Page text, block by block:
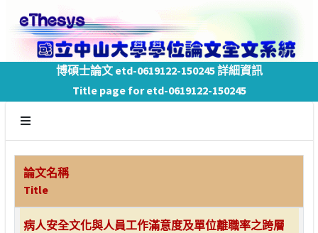
博碩士論文 etd-0619122-150245 詳細資訊
Title page for etd-0619122-150245
論文名稱
Title
病人安全文化與人員工作滿意度及單位離職率之跨層